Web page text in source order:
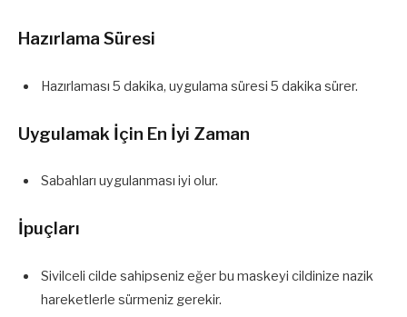
Hazırlama Süresi
Hazırlaması 5 dakika, uygulama süresi 5 dakika sürer.
Uygulamak İçin En İyi Zaman
Sabahları uygulanması iyi olur.
İpuçları
Sivilceli cilde sahipseniz eğer bu maskeyi cildinize nazik
hareketlerle sürmeniz gerekir.